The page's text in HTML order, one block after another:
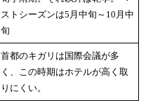
ストシーズンは5月中旬～10月中
旬
首都のキガリは国際会議が多
く、この時期はホテルが高く取
りにくい。